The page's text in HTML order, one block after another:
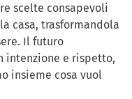
scelte consapevoli
casa, trasformandola
Il futuro
intenzione e rispetto,
insieme cosa vuol